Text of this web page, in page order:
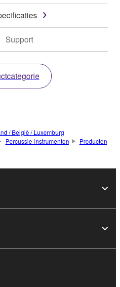
Support
/ België / Luxemburg
Percussie-instrumenten
Producten